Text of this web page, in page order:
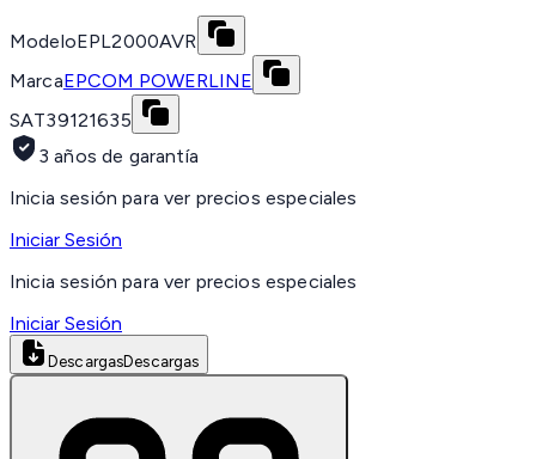
ModeloEPL2000AVR
MarcaEPCOM POWERLINE
SAT39121635
3 años de garantía
Inicia sesión para ver precios especiales
Iniciar Sesión
Inicia sesión para ver precios especiales
Iniciar Sesión
DescargasDescargas